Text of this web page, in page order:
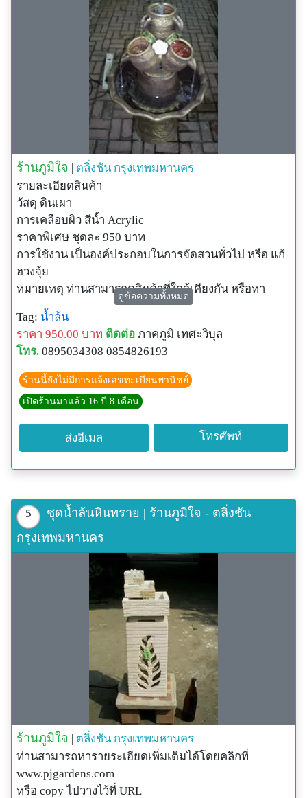
ร้านภูมิใจ ตลิ่งชัน กรุงเทพมหานคร
รายละเอียดสินค้า
วัสดุ ดินเผา
การเคลือบผิว สีน้ำ Acrylic
ราคาพิเศษ ชุดละ 950 บาท
การใช้งาน เป็นองค์ประกอบในการจัดสวนทั่วไป หรือ แก้
ฮวงจุ้ย
หมายเหตุ ท่านสามารถดูสินค้าที่ใกล้เคียงกัน หรือหา
ข้อมูลเพิ่มเติมได้โดยคลิกได้
ที่นี่ www.pjgardens.com หรือ copy ไปวางที่ URL
สินค้ารายการนี้ถูกขายไปแล้ว หากท่านใดสนใจสามารถ
สั่งทำได้และสามารถเลือกสีได้ตามต้องการ
ดูข้อความทั้งหมด
Tag: น้ำล้น
ราคา 950.00 บาท ติดต่อ ภาคภูมิ เทศะวิบุล
โทร. 0895034308 0854826193
ร้านนี้ยังไม่มีการแจ้งเลขทะเบียนพานิชย์
เปิดร้านมาแล้ว 16 ปี 8 เดือน
ส่งอีเมล โทรศัพท์
5
ชุดน้ำล้นหินทราย | ร้านภูมิใจ - ตลิ่งชัน
กรุงเทพมหานคร
ร้านภูมิใจ | ตลิ่งชัน กรุงเทพมหานคร
ท่านสามารถหารายระเอียดเพิ่มเติมได้โดยคลิกที่
www.pjgardens.com
หรือ copy ไปวางไว้ที่ URL